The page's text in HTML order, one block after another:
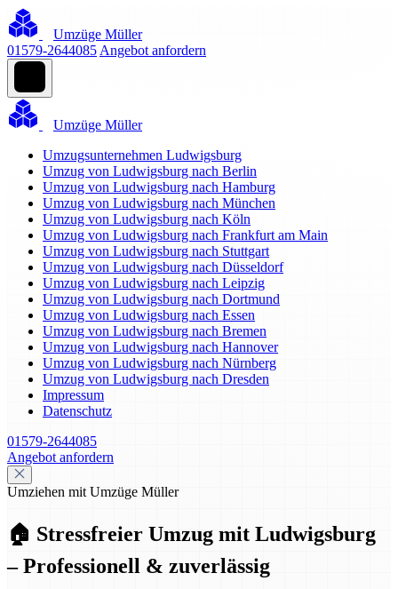
Umzüge Müller
01579-2644085 Angebot anfordern
Umzüge Müller
Umzugsunternehmen Ludwigsburg
Umzug von Ludwigsburg nach Berlin
Umzug von Ludwigsburg nach Hamburg
Umzug von Ludwigsburg nach München
Umzug von Ludwigsburg nach Köln
Umzug von Ludwigsburg nach Frankfurt am Main
Umzug von Ludwigsburg nach Stuttgart
Umzug von Ludwigsburg nach Düsseldorf
Umzug von Ludwigsburg nach Leipzig
Umzug von Ludwigsburg nach Dortmund
Umzug von Ludwigsburg nach Essen
Umzug von Ludwigsburg nach Bremen
Umzug von Ludwigsburg nach Hannover
Umzug von Ludwigsburg nach Nürnberg
Umzug von Ludwigsburg nach Dresden
Impressum
Datenschutz
01579-2644085
Angebot anfordern
Umziehen mit Umzüge Müller
🏠 Stressfreier Umzug mit Ludwigsburg
– Professionell & zuverlässig